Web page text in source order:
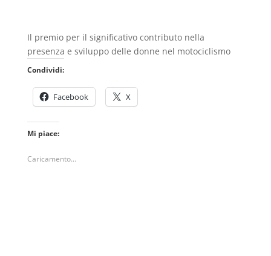
Il premio per il significativo contributo nella
presenza e sviluppo delle donne nel motociclismo
Condividi:
Facebook X
Mi piace:
Caricamento...